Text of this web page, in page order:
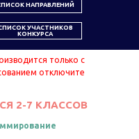
НАПРАВЛЕНИЙ
УЧАСТНИКОВ
КОНКУРСА
только с
отключите
2-7 КЛАССОВ